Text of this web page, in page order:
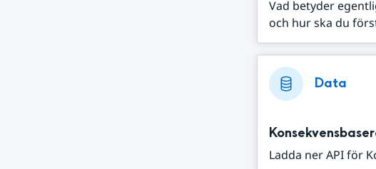
Vad betyder
och hur ska du
Data
Ladda ner API för